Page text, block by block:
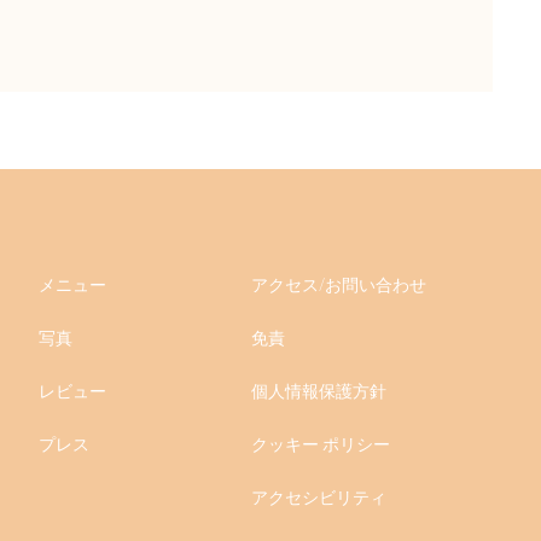
メニュー
写真
レビュー
プレス
アクセス/お問い合わせ
免責
個人情報保護方針
クッキー ポリシー
アクセシビリティ